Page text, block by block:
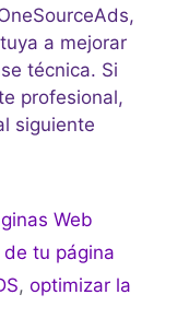
a mejorar
técnica. Si
profesional,
siguiente
Web
tu página
, optimizar la